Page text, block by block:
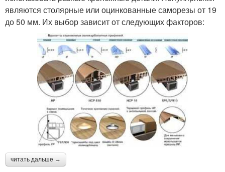
являются столярные или оцинкованные саморезы от 19
до 50 мм. Их выбор зависит от следующих факторов:
читать дальше →